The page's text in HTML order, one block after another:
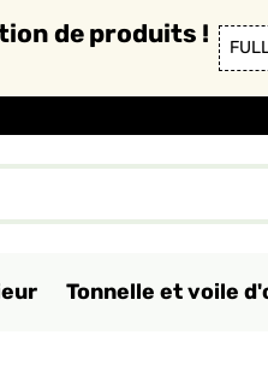
de produits !
Tonnelle et voile